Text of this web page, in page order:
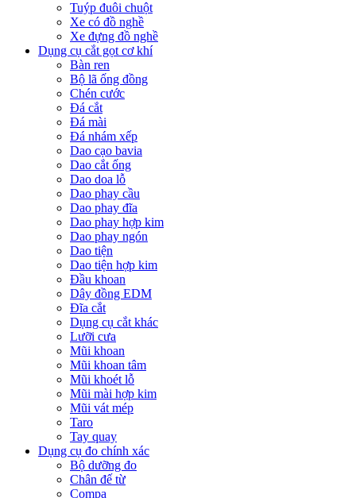
Tuýp đuôi chuột
Xe có đồ nghề
Xe đựng đồ nghề
Dụng cụ cắt gọt cơ khí
Bàn ren
Bộ lã ống đồng
Chén cước
Đá cắt
Đá mài
Đá nhám xếp
Dao cạo bavia
Dao cắt ống
Dao doa lỗ
Dao phay cầu
Dao phay đĩa
Dao phay hợp kim
Dao phay ngón
Dao tiện
Dao tiện hợp kim
Đầu khoan
Dây đồng EDM
Đĩa cắt
Dụng cụ cắt khác
Lưỡi cưa
Mũi khoan
Mũi khoan tâm
Mũi khoét lỗ
Mũi mài hợp kim
Mũi vát mép
Taro
Tay quay
Dụng cụ đo chính xác
Bộ dưỡng đo
Chân đế từ
Compa